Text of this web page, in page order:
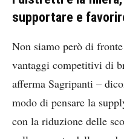
supportare e
Non siamo però di
vantaggi competitivi di
afferma Sagripanti –
modo di pensare la
con la riduzione delle